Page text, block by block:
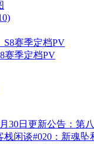
赛季定档PV
30日更新公告：第
栈闲谈#020：新魂坠